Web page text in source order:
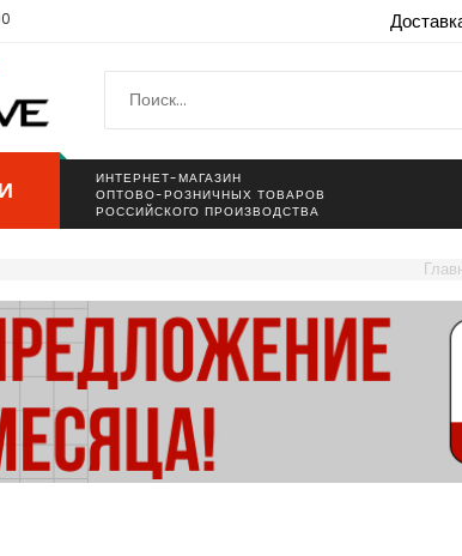
ИНТЕРНЕТ-МАГАЗИН
ОПТОВО-РОЗНИЧНЫХ ТОВАРОВ
РОССИЙСКОГО ПРОИЗВОДСТВА